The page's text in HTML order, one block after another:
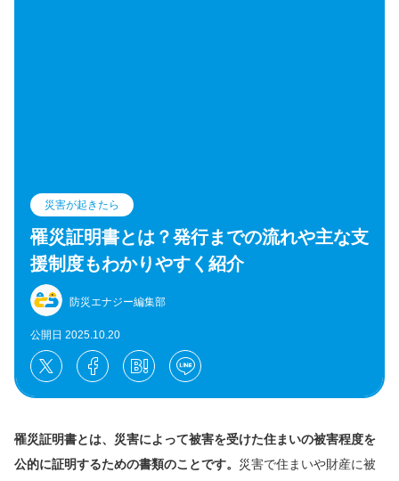
災害が起きたら
罹災証明書とは？発行までの流れや主な支
援制度もわかりやすく紹介
防災エナジー編集部
公開日 2025.10.20
罹災証明書とは、災害によって被害を受けた住まいの被害程度を
公的に証明するための書類のことです。 災害で住まいや財産に被